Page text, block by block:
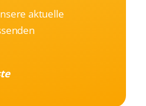
aktuelle